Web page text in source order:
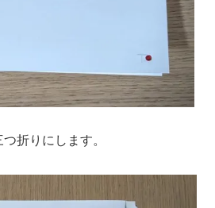
折りにします。